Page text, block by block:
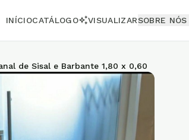
INÍCIOCATÁLOGOauto_awesomeVISUALIZARSOBRE NÓS
de Sisal e Barbante 1,80 x 0,60